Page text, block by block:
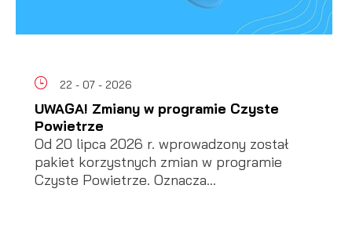
22 - 07 - 2026
UWAGA! Zmiany w programie Czyste
Powietrze
Od 20 lipca 2026 r. wprowadzony został
pakiet korzystnych zmian w programie
Czyste Powietrze. Oznacza...